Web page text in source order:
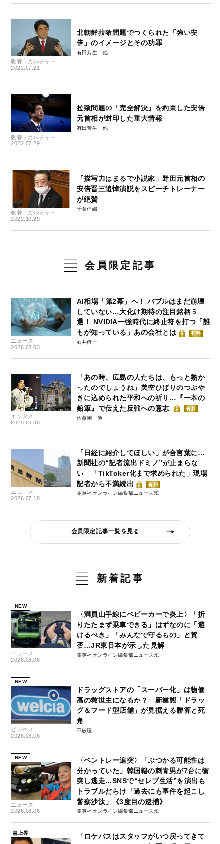
教養・カルチャー
2022.07.21
北朝鮮拉致問題でつくられた「強い安
倍」のイメージとその功罪
有田芳生
教養・カルチャー
2022.07.29
拉致問題の「完全解決」を約束した安倍
元首相が封印した重大情報
有田芳生
教養・カルチャー
2022.10.29
「描写力はまるで小説家」野田元首相の
安倍晋三追悼演説をスピーチトレーナー
が絶賛
千葉佳織
会員限定記事
ニュース
2026.08.03
AI相場「第2幕」へ！ バブルはまだ崩壊
していない…大化け期待の注目銘柄５
選！ NVIDIA一強時代に終止符を打つ「誰
もが知っている」あの会社とは
有料
石井僚一
エンタメ
2025.08.06
「あの時、広島の人たちは、もっと熱か
ったのでしょうね」美空ひばりのつぶや
きに込められた平和への祈り…『一本の
鉛筆』で伝えた反戦への意志
有料
佐藤剛
ニュース
2026.07.18
「日経に紹介してほしい」が合言葉に…
新聞社の“記者流出ドミノ”が止まらな
い 「TikToker化まで求められた」現場
記者から不満続出
有料
集英社オンライン編集部ニュース班
会員限定記事一覧を見る
新着記事
NEW
ニュース
2026.08.06
〈満員山手線にベビーカーで炎上〉「折
りたたまず乗車できる」はずなのに「避
けるべき」「みんなで守るもの」と賛
否…JR東日本が示した見解
集英社オンライン編集部ニュース班
NEW
ビジネス
2026.08.06
ドラッグストアの「スーパー化」は物価
高の救世主になるか？ 新業態「ドラッ
グ＆フード型店舗」が見据える勝算と死
角
不破聡
NEW
ニュース
2026.08.06
〈ベントレー追突〉「ぶつかる可能性は
分かっていた」韓国籍の刺青男が7台に衝
突し逃走…SNSで“セレブ生活”を演出も
トラブルだらけ「過去にも事件を起こし
警察沙汰」《3度目の逮捕》
集英社オンライン編集部ニュース班
急上昇
「ロケバスはスタッフがいつ戻ってきて